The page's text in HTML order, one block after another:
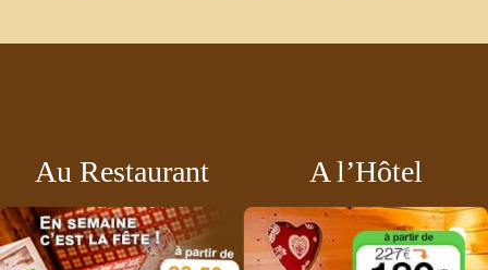
Au Restaurant A l’Hôtel